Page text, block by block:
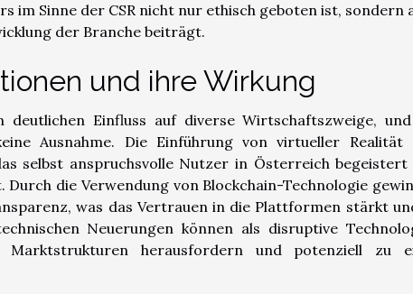
im Sinne der CSR nicht nur ethisch geboten ist, sondern
der Branche beiträgt.
und ihre Wirkung
deutlichen Einfluss auf diverse Wirtschaftszweige,
Ausnahme. Die Einführung von virtueller Realität
selbst anspruchsvolle Nutzer in Österreich begeistert
die Verwendung von Blockchain-Technologie
was das Vertrauen in die Plattformen stärkt
Neuerungen können als disruptive
herausfordern und potenziell zu